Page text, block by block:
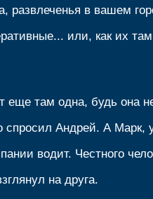
развлеченья в вашем
или, как их
еще там одна, будь она
спросил Андрей. А
водит. Честного
на друга.